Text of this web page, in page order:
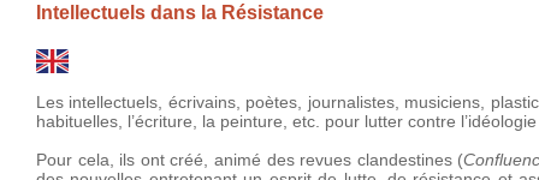
Intellectuels dans la Résistance
Les intellectuels, écrivains, poètes, journalistes, musiciens,
habituelles, l’écriture, la peinture, etc. pour lutter contre
Pour cela, ils ont créé, animé des revues clandestines (